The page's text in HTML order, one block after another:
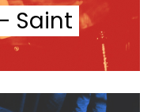
Saint